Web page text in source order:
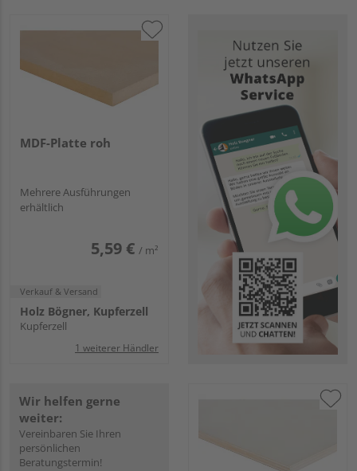
MDF-Platte roh
Mehrere Ausführungen
erhältlich
5,59 € / m²
Verkauf & Versand
Holz Bögner, Kupferzell
Kupferzell
1 weiterer Händler
Wir helfen gerne
weiter:
Vereinbaren Sie Ihren
persönlichen
Beratungstermin!